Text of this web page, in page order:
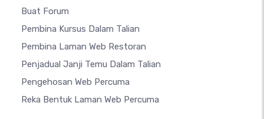
Buat Forum
Pembina Kursus Dalam Talian
Pembina Laman Web Restoran
Penjadual Janji Temu Dalam Talian
Pengehosan Web Percuma
Reka Bentuk Laman Web Percuma